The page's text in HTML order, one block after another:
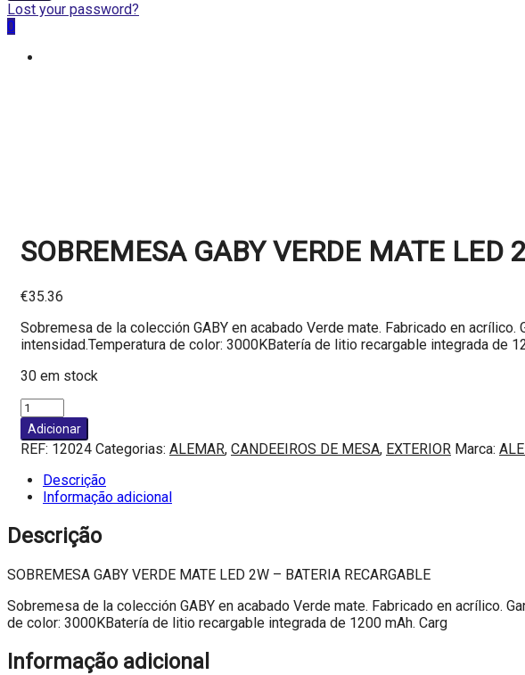
Lost your password?
0
SOBREMESA GABY VERDE MATE LED
€35.36
Sobremesa de la colección GABY en acabado Verde mate. Fabricado en
intensidad.Temperatura de color: 3000KBatería de litio recargable integrada de
30 em stock
Quantidade
de
SOBREMESA
GABY
VERDE
MATE
LED
-
RECARGABLE
Adicionar
REF: 12024 Categorias: ALEMAR, CANDEEIROS DE MESA, EXTERIOR Marca:
Descrição
Informação adicional
Descrição
SOBREMESA GABY VERDE MATE LED 2W – BATERIA RECARGABLE
Sobremesa de la colección GABY en acabado Verde mate. Fabricado en acrílico.
de color: 3000KBatería de litio recargable integrada de 1200 mAh. Carg
Informação adicional